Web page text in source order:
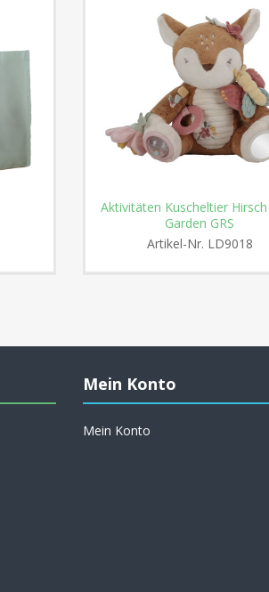
Aktivitäten Kuscheltier
Garden GRS
Artikel-Nr. LD9018
Mein Konto
Mein Konto